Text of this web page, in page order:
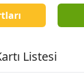
Listesi